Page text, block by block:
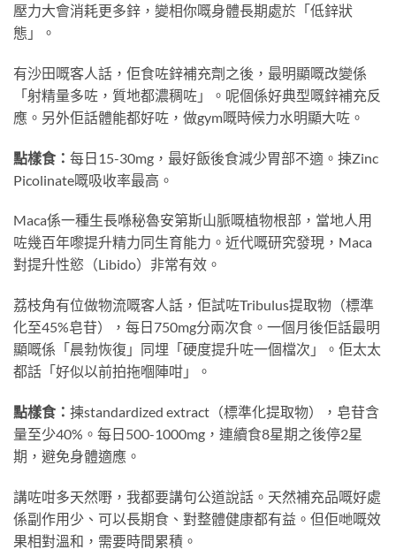
壓力大會消耗更多鋅，變相你嘅身體長期處於「低鋅狀
態」。
有沙田嘅客人話，佢食咗鋅補充劑之後，最明顯嘅改變係
「射精量多咗，質地都濃稠咗」。呢個係好典型嘅鋅補充反
應。另外佢話體能都好咗，做gym嘅時候力水明顯大咗。
點樣食： 每日15-30mg，最好飯後食減少胃部不適。揀Zinc
Picolinate嘅吸收率最高。
Maca係一種生長喺秘魯安第斯山脈嘅植物根部，當地人用
咗幾百年嚟提升精力同生育能力。近代嘅研究發現，Maca
對提升性慾（Libido）非常有效。
荔枝角有位做物流嘅客人話，佢試咗Tribulus提取物（標準
化至45%皂苷），每日750mg分兩次食。一個月後佢話最明
顯嘅係「晨勃恢復」同埋「硬度提升咗一個檔次」。佢太太
都話「好似以前拍拖嗰陣咁」。
點樣食： 揀standardized extract（標準化提取物），皂苷含
量至少40%。每日500-1000mg，連續食8星期之後停2星
期，避免身體適應。
講咗咁多天然嘢，我都要講句公道說話。天然補充品嘅好處
係副作用少、可以長期食、對整體健康都有益。但佢哋嘅效
果相對溫和，需要時間累積。